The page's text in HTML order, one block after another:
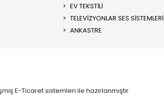
EV TEKSTİLİ
TELEVİZYONLAR SES SİSTEMLERİ
ANKASTRE
E-Ticaret sistemleri ile hazırlanmıştır.